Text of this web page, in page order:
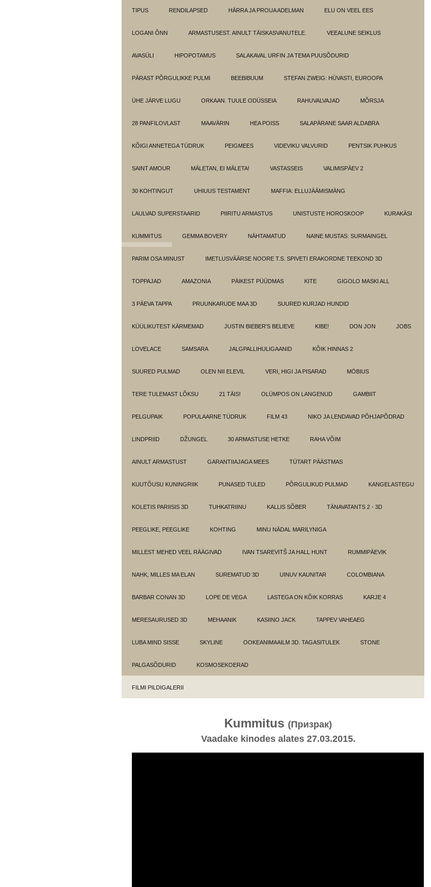
TIPUS RENDILAPSED HÄRRA JA PROUA ADELMAN ELU ON VEEL EES
LOGANI ÕNN ARMASTUSEST. AINULT TÄISKASVANUTELE. VEEALUNE SEIKLUS
AVASÜLI HIPOPOTAMUS SALAKAVAL URFIN JA TEMA PUUSÕDURID
PÄRAST PÕRGULIKKE PULMI BEEBIBUUM STEFAN ZWEIG: HÜVASTI, EUROOPA
ÜHE JÄRVE LUGU ORKAAN. TUULE ODÜSSEIA RAHUVALVAJAD MÕRSJA
28 PANFILOVLAST MAAVÄRIN HEA POISS SALAPÄRANE SAAR ALDABRA
KÕIGI ANNETEGA TÜDRUK PEIGMEES VIDEVIKU VALVURID PENTSIK PUHKUS
SAINT AMOUR MÄLETAN, EI MÄLETA! VASTASSEIS VALIMISPÄEV 2
30 KOHTINGUT UHIUUS TESTAMENT MAFFIA: ELLUJÄÄMISMÄNG
LAULVAD SUPERSTAARID PIIRITU ARMASTUS UNISTUSTE HOROSKOOP KURAKÄSI
KUMMITUS GEMMA BOVERY NÄHTAMATUD NAINE MUSTAS: SURMAINGEL
PARIM OSA MINUST IMETLUSVÄÄRSE NOORE T.S. SPIVETI ERAKORDNE TEEKOND 3D
TOPPAJAD AMAZONIA PÄIKEST PÜÜDMAS KITE GIGOLO MASKI ALL
3 PÄEVA TAPPA PRUUNKARUDE MAA 3D SUURED KURJAD HUNDID
KÜÜLIKUTEST KÄRMEMAD JUSTIN BIEBER'S BELIEVE KIBE! DON JON JOBS
LOVELACE SAMSARA JALGPALLIHULIGAANID KÕIK HINNAS 2
SUURED PULMAD OLEN NII ELEVIL VERI, HIGI JA PISARAD MÖBIUS
TERE TULEMAST LÕKSU 21 TÄIS! OLÜMPOS ON LANGENUD GAMBIIT
PELGUPAIK POPULAARNE TÜDRUK FILM 43 NIKO JA LENDAVAD PÕHJAPÕDRAD
LINDPRIID DŽUNGEL 30 ARMASTUSE HETKE RAHA VÕIM
AINULT ARMASTUST GARANTIIAJAGA MEES TÜTART PÄÄSTMAS
KUUTÕUSU KUNINGRIIK PUNASED TULED PÕRGULIKUD PULMAD KANGELASTEGU
KOLETIS PARIISIS 3D TUHKATRIINU KALLIS SÕBER TÄNAVATANTS 2 - 3D
PEEGLIKE, PEEGLIKE KOHTING MINU NÄDAL MARILYNIGA
MILLEST MEHED VEEL RÄÄGIVAD IVAN TSAREVITŠ JA HALL HUNT RUMMIPÄEVIK
NAHK, MILLES MA ELAN SUREMATUD 3D UINUV KAUNITAR COLOMBIANA
BARBAR CONAN 3D LOPE DE VEGA LASTEGA ON KÕIK KORRAS KARJE 4
MERESAURUSED 3D MEHAANIK KASIINO JACK TAPPEV VAHEAEG
LUBA MIND SISSE SKYLINE OOKEANIMAAILM 3D. TAGASITULEK STONE
PALGASÕDURID KOSMOSEKOERAD
FILMI PILDIGALERII
Kummitus (Призрак)
Vaadake kinodes alates 27.03.2015.